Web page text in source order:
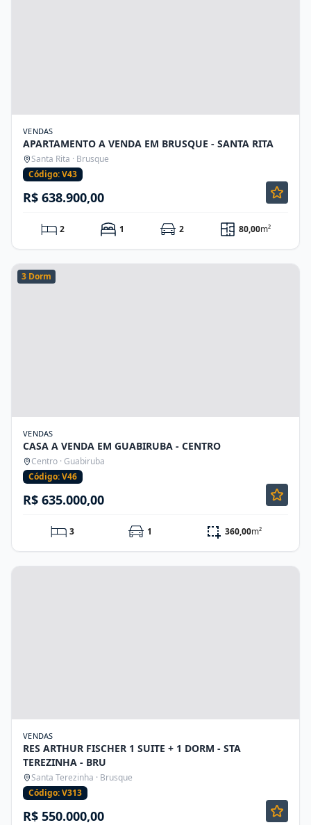
VENDAS
APARTAMENTO A VENDA EM BRUSQUE - SANTA RITA
Santa Rita · Brusque
Código: V43
R$ 638.900,00
2 1 2 80,00m²
3 Dorm
VENDAS
CASA A VENDA EM GUABIRUBA - CENTRO
Centro · Guabiruba
Código: V46
R$ 635.000,00
3 1 360,00m²
VENDAS
RES ARTHUR FISCHER 1 SUITE + 1 DORM - STA
TEREZINHA - BRU
Santa Terezinha · Brusque
Código: V313
R$ 550.000,00